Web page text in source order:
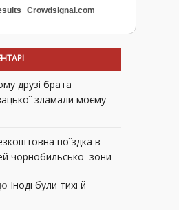
Crowdsignal.com
друзі брата
зламали моєму
поїздка в
чорнобильської зони
Іноді були тихі й